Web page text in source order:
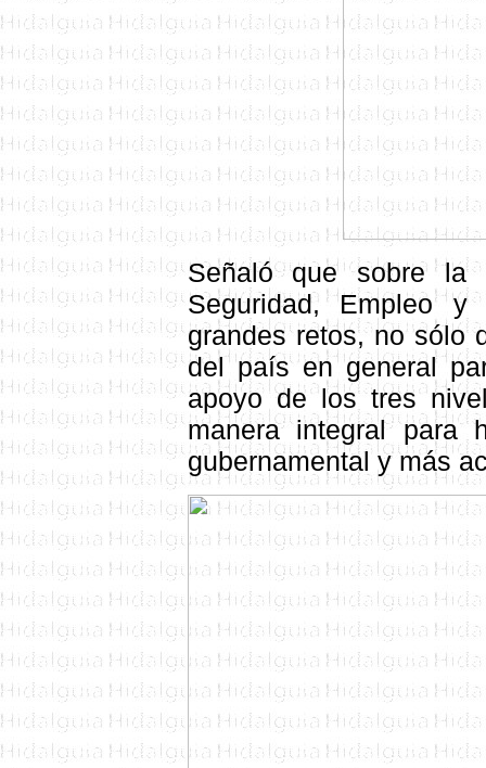
Señaló que sobre la
Seguridad, Empleo
grandes retos, no sólo
del país en general
apoyo de los tres
manera integral para
gubernamental y más